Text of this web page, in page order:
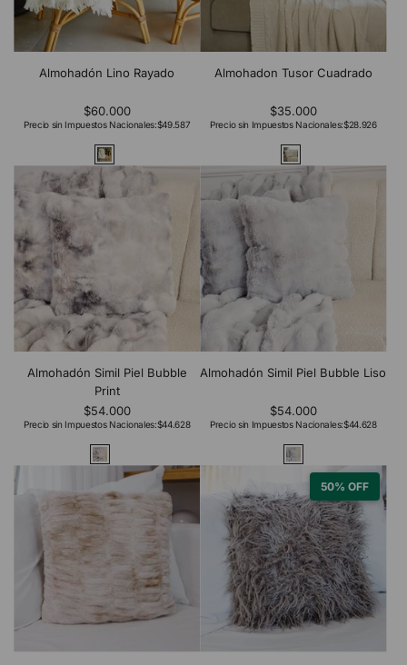
Almohadón Lino Rayado
$60.000
Precio sin Impuestos Nacionales:$49.587
Almohadon Tusor Cuadrado
$35.000
Precio sin Impuestos Nacionales:$28.926
Almohadón Simil Piel Bubble
Print
$54.000
Precio sin Impuestos Nacionales:$44.628
Almohadón Simil Piel Bubble Liso
$54.000
Precio sin Impuestos Nacionales:$44.628
50% OFF